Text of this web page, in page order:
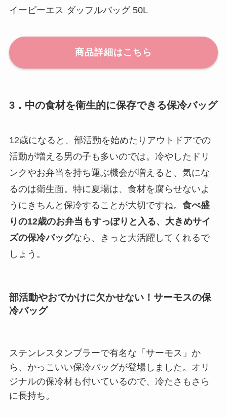
イーピーエス ダッフルバッグ 50L
商品詳細はこちら
3．中の食材を衛生的に保存できる保冷バッグ
12歳になると、部活動を始めたりアウトドアでの
活動が増える男の子も多いのでは。冷やしたドリ
ンクやお弁当を持ち運ぶ機会が増えると、気にな
るのは衛生面。特に夏場は、食材を腐らせないよ
うにきちんと保冷することが大切ですね。 食べ盛
りの12歳のお弁当もすっぽりと入る、大きめサイ
ズの保冷バッグなら、きっと大活躍してくれるで
しょう。
部活動やおでかけに欠かせない！サーモスの保
冷バッグ
ステンレスタンブラーで有名な「サーモス」か
ら、かっこいい保冷バッグが登場しました。オリ
ジナルの保冷材も付いているので、冷たさもさら
に長持ち。